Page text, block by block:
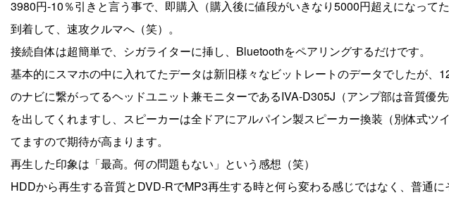
3980円-10％引きと言う事で、即購入（購入後に値段がいきなり5000円超えになって
到着して、速攻クルマへ（笑）。
接続自体は超簡単で、シガライターに挿し、Bluetoothをペアリングするだけです。
基本的にスマホの中に入れてたデータは新旧様々なビットレートのデータでしたが、
のナビに繋がってるヘッドユニット兼モニターであるIVA-D305J（アンプ部は音質優
を出してくれますし、スピーカーは全ドアにアルパイン製スピーカー換装（別体式ツ
てますので期待が高まります。
再生した印象は「最高。何の問題もない」という感想（笑）
HDDから再生する音質とDVD-RでMP3再生する時と何ら変わる感じではなく、普通